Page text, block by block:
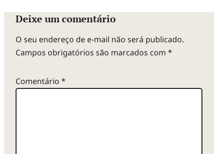
Deixe um comentário
O seu endereço de e-mail não será publicado.
Campos obrigatórios são marcados com *
Comentário *